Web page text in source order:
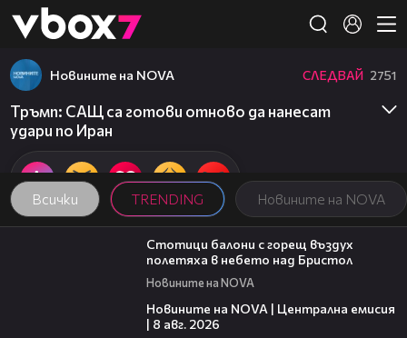
👾
Всички TRENDING Новините на NOVA
Новините на NOVA СЛЕДВАЙ 2751
Тръмп: САЩ са готови отново да нанесат
удари по Иран
01:47
Стотици балони с горещ въздух
полетяха в небето над Бристол
Новините на NOVA
Новините на NOVA | Централна емисия
| 8 авг. 2026